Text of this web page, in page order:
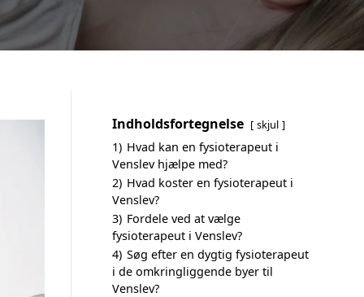
Indholdsfortegnelse skjul
1) Hvad kan en fysioterapeut i
Venslev hjælpe med?
2) Hvad koster en fysioterapeut i
Venslev?
3) Fordele ved at vælge
fysioterapeut i Venslev?
4) Søg efter en dygtig fysioterapeut
i de omkringliggende byer til
Venslev?